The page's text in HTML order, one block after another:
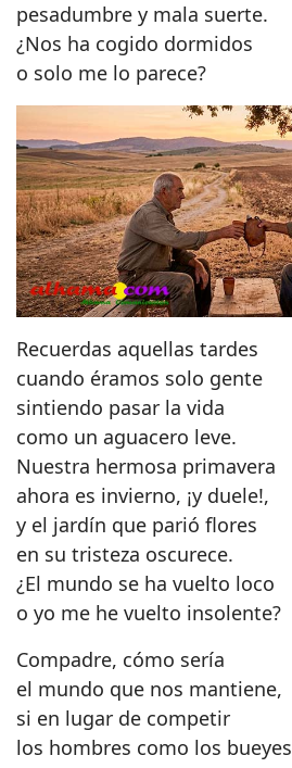
pesadumbre y mala suerte.
¿Nos ha cogido dormidos
o solo me lo parece?
Recuerdas aquellas tardes
cuando éramos solo gente
sintiendo pasar la vida
como un aguacero leve.
Nuestra hermosa primavera
ahora es invierno, ¡y duele!,
y el jardín que parió flores
en su tristeza oscurece.
¿El mundo se ha vuelto loco
o yo me he vuelto insolente?
Compadre, cómo sería
el mundo que nos mantiene,
si en lugar de competir
los hombres como los bueyes